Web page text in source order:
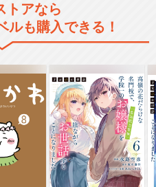
トアなら
ルも購入できる！